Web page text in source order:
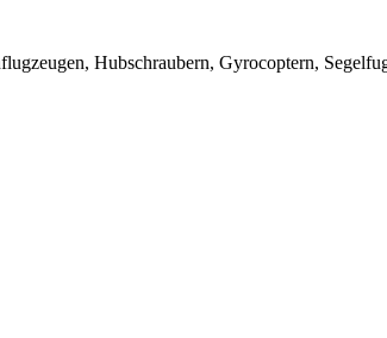
Hubschraubern, Gyrocoptern,